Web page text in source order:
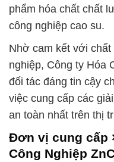
phẩm hóa chất chất
công nghiệp cao su.
Nhờ cam kết với
nghiệp, Công ty Hóa
đối tác đáng tin cậy
việc cung cấp các
an toàn nhất trên thị
Đơn vị cung cấp
Công Nghiệp